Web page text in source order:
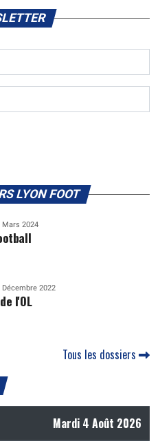
LYON FOOT
Mars 2024
Décembre 2022
l'OL
Tous les dossiers
Mardi 4 Août 2026